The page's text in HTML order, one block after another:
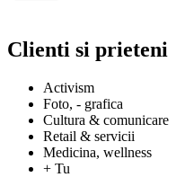
Clienti si prieteni
Activism
Foto, - grafica
Cultura & comunicare
Retail & servicii
Medicina, wellness
+ Tu